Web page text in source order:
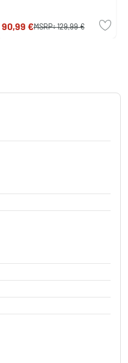
90,99 €MSRP:129,99 €